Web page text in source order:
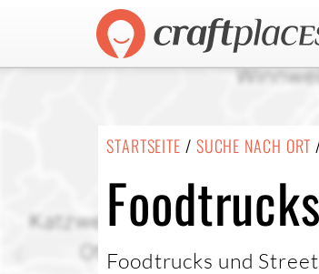
STARTSEITE / SUCHE NACH ORT
Foodtrucks und